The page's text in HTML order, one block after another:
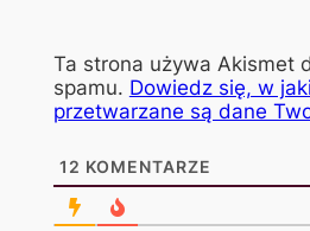
Ta strona używa Akismet
spamu. Dowiedz się, w
przetwarzane są dane
12 KOMENTARZE